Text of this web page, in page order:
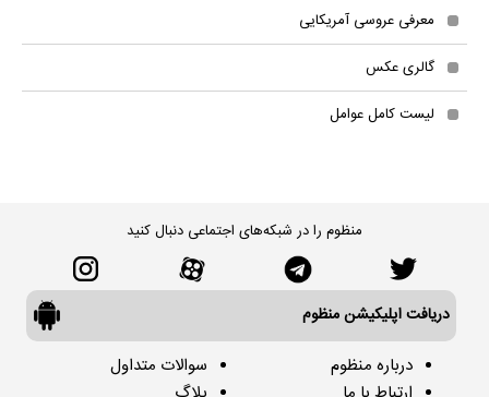
معرفی عروسی آمریکایی
گالری عکس
لیست کامل عوامل
منظوم را در شبکه‌های اجتماعی دنبال کنید
دریافت اپلیکیشن منظوم
درباره منظوم
سوالات متداول